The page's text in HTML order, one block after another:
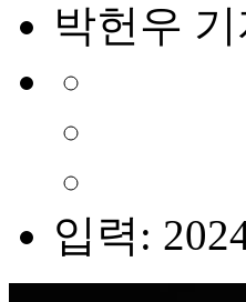
박헌우
입력: